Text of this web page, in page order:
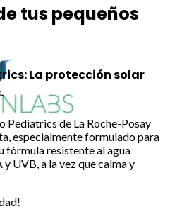
tus pequeños
La protección solar
Pediatrics de La Roche-Posay
especialmente formulado para
fórmula resistente al agua
UVB, a la vez que calma y